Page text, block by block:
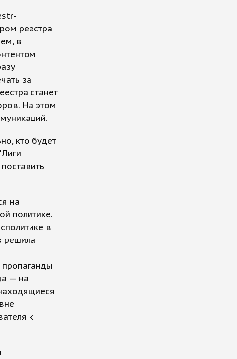
реестра
в
за
станет
На этом
кто будет
на
политике.
в
решила
— на
к